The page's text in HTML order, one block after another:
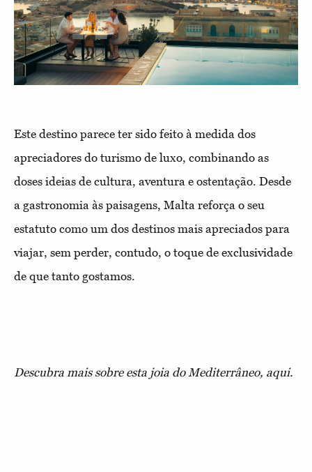
Este destino parece ter sido feito à medida dos
apreciadores do turismo de luxo, combinando as
doses ideias de cultura, aventura e ostentação. Desde
a gastronomia às paisagens, Malta reforça o seu
estatuto como um dos destinos mais apreciados para
viajar, sem perder, contudo, o toque de exclusividade
de que tanto gostamos.
Descubra mais sobre esta joia do Mediterrâneo, aqui.